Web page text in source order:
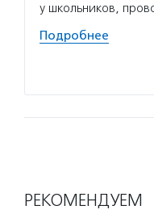
у школьников,
Подробнее
РЕКОМЕНДУЕМ